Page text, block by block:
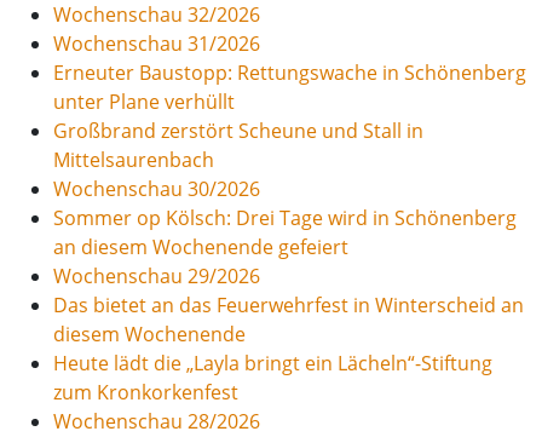
Wochenschau 32/2026
Wochenschau 31/2026
Erneuter Baustopp: Rettungswache in Schönenberg
unter Plane verhüllt
Großbrand zerstört Scheune und Stall in
Mittelsaurenbach
Wochenschau 30/2026
Sommer op Kölsch: Drei Tage wird in Schönenberg
an diesem Wochenende gefeiert
Wochenschau 29/2026
Das bietet an das Feuerwehrfest in Winterscheid an
diesem Wochenende
Heute lädt die „Layla bringt ein Lächeln“-Stiftung
zum Kronkorkenfest
Wochenschau 28/2026